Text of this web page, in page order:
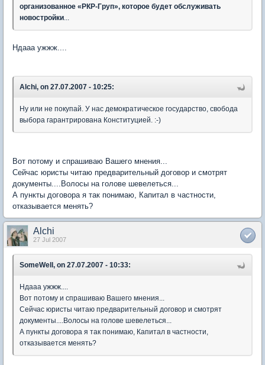
организованное «РКР-Груп», которое будет обслуживать
новостройки...
Ндааа ужжж....
Alchi, on 27.07.2007 - 10:25:
Ну или не покупай. У нас демократическое государство, свобода
выбора гарантрирована Конституцией. :-)
Вот потому и спрашиваю Вашего мнения...
Сейчас юристы читаю предварительный договор и смотрят
документы....Волосы на голове шевелеться...
А пункты договора я так понимаю, Капитал в частности,
отказывается менять?
Alchi
27 Jul 2007
SomeWell, on 27.07.2007 - 10:33:
Ндааа ужжж....
Вот потому и спрашиваю Вашего мнения...
Сейчас юристы читаю предварительный договор и смотрят
документы....Волосы на голове шевелеться...
А пункты договора я так понимаю, Капитал в частности,
отказывается менять?